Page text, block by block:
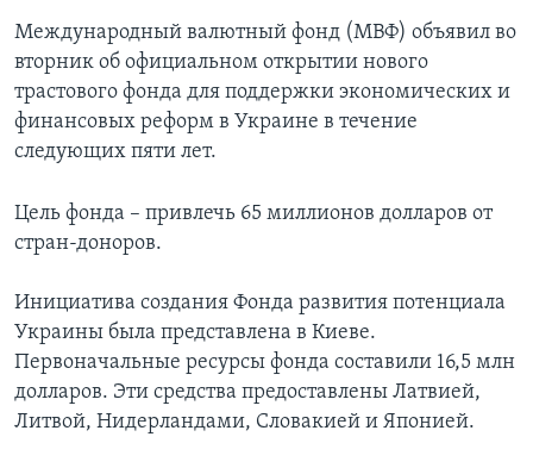
Международный валютный фонд (МВФ) объявил во
вторник об официальном открытии нового
трастового фонда для поддержки экономических и
финансовых реформ в Украине в течение
следующих пяти лет.
Цель фонда – привлечь 65 миллионов долларов от
стран-доноров.
Инициатива создания Фонда развития потенциала
Украины была представлена в Киеве.
Первоначальные ресурсы фонда составили 16,5 млн
долларов. Эти средства предоставлены Латвией,
Литвой, Нидерландами, Словакией и Японией.